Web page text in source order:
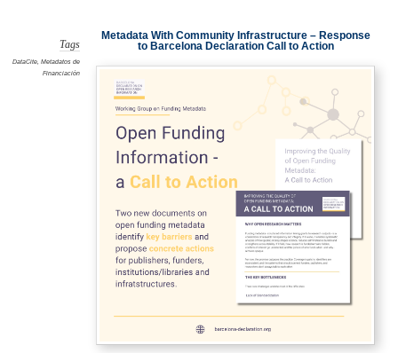
Tags
DataCite, Metadatos de
Financiación
Metadata With Community Infrastructure – Response
to Barcelona Declaration Call to Action